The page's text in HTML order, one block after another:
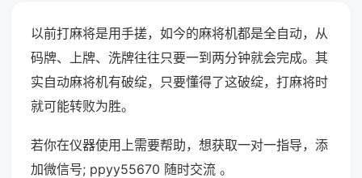
以前打麻将是用手搓，如今的麻将机都是全自动，从
码牌、上牌、洗牌往往只要一到两分钟就会完成。其
实自动麻将机有破绽，只要懂得了这破绽，打麻将时
就可能转败为胜。
若你在仪器使用上需要帮助，想获取一对一指导，添
加微信号; ppyy55670 随时交流 。